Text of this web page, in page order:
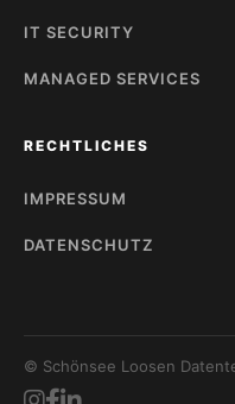
IT SECURITY
MANAGED SERVICES
RECHTLICHES
IMPRESSUM
DATENSCHUTZ
© Schönsee Loosen